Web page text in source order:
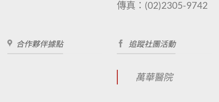
傳真： (02)2305-9742
合作夥伴據點 追蹤社團活動
萬華醫院